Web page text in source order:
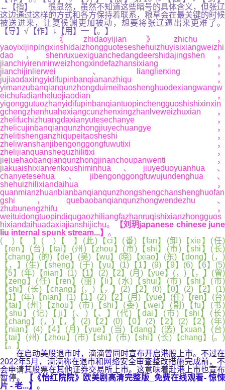
←【指】 很显然，虽然不知道这些暗号的具体含义，但张辽
这边通过这样的方式和各方保持着联系，粮草会在最关键的时候
被送进来，让夏侯渊更加被动，想要将张辽逼出来更难了。
【导】√【作】↓【用】━【。】
《zhidaoyijian》zhichu，
yaoyixijinpingxinshidaizhongguoteseshehuizhuyisixiangweizhi
dao，shenruxuexiguanchedangdeershidajingshen，
jianchiyirenminweizhongxindefazhansixiang，
jianchijinlierwei、lianglierxing，
jujiaodaxingyidifupinbanqiananzhiqu，
yimanzubanqianqunzhongduimeihaoshenghuodexiangwangw
eichufadianheluojiaodian，
yigonggutuozhanyidifupinbanqiantuopinchengguoshishixinxin
gchengzhenhuahexiangcunzhenxingzhanlveweizhuxian，
zhelifuchizhuangdaxianyutesechanye，
zhelicujinbanqianqunzhongjiuyechuangye，
zhelitishenganzhiqupeitaosheshi，
zheliwanshanjibengonggongfuwutixi，
zhelijianquanshequzhilitixi，
jiejuehaobanqianqunzhongjinanchoupanwenti，
jiakuaishixianrenkoushiminhua、jiuyeduoyuanhua、
chanyetesehua、jibengonggongfuwujundenghua、
shehuizhilixiandaihua，
quanmianzhuanbianbanqianqunzhongshengchanshenghuofan
gshi，quebaobanqianqunzhongwendezhu、
zhubunengzhifu，
weituidongtuopindiqugaozhiliangfazhanruqishixianzhongguos
hixiandaihuadaxiajianshijichu。
【刘玥japanese chinese june
liu internal spunk stream...】 。
( )【 】( )【 】(此)【ci】(番)【fan】(卸)【xie】(任)
【ren】(台)【tai】(州)【zhou】(市)【shi】(市)【shi】(长)
【chang】(的)【de】(吴)【wu】(晓)【xiao】(东)【dong】(，)
【，】(生)【sheng】(于)【yu】(1)【1】(9)【9】(6)【6】(5)
【5】(年)【nian】(1)【1】(2)【2】(月)【yue】(，)【，】(曾)
【zeng】(任)【ren】(丽)【li】(水)【shui】(市)【shi】(市)
【shi】(长)【chang】(，)【，】(2)【2】(0)【0】(2)【2】(1)
【1】(年)【nian】(1)【1】(2)【2】(月)【yue】(任)【ren】(台)
【tai】(州)【zhou】(市)【shi】(委)【wei】(副)【fu】(书)
【shu】(记)【ji】(、)【、】(代)【dai】(市)【shi】(长)
【chang】(，)【，】(2)【2】(0)【0】(2)【2】(2)【2】(年)
【nian】(4)【4】(月)【yue】(当)【dang】(选)【xuan】(台)
【tai】(州)【zhou】(市)【shi】(市)【shi】(长)【chang】(。)
【。】
在启动美股退市时，滴滴曾同时宣布开启港股上市。不过在
2022年5月，滴滴称在退市和网络安全审查整改措施完成前，不
会申请其股票在其他证券交易所上市。这意味着赴港上市也宣布
暂停。
【《怡红院院》欧美剧高清完整版_免费在线观看- 惊悚
片 - 老...】 。